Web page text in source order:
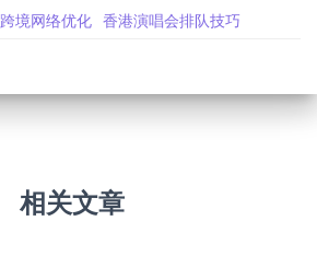
跨境网络优化 香港演唱会排队技巧
相关文章